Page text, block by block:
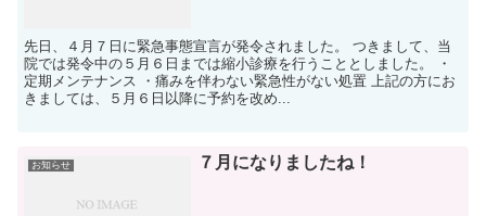
先日、４月７日に緊急事態宣言が発令されました。 つきまして、当
院では発令中の５月６日までは縮小診療を行うこととしました。 ・
定期メンテナンス ・痛みを伴わない緊急性がない処置 上記の方にお
きましては、５月６日以降に予約を改め...
お知らせ ７月になりましたね！